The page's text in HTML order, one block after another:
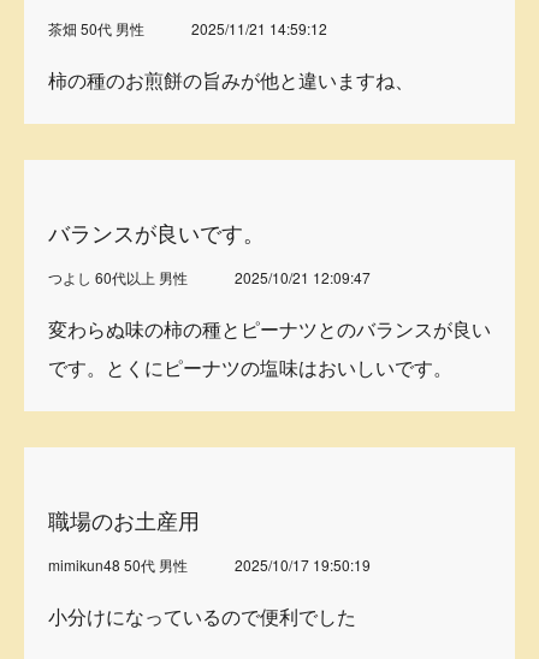
茶畑 50代 男性 2025/11/21 14:59:12
柿の種のお煎餅の旨みが他と違いますね、
バランスが良いです。
つよし 60代以上 男性 2025/10/21 12:09:47
変わらぬ味の柿の種とピーナツとのバランスが良い
です。とくにピーナツの塩味はおいしいです。
職場のお土産用
mimikun48 50代 男性 2025/10/17 19:50:19
小分けになっているので便利でした